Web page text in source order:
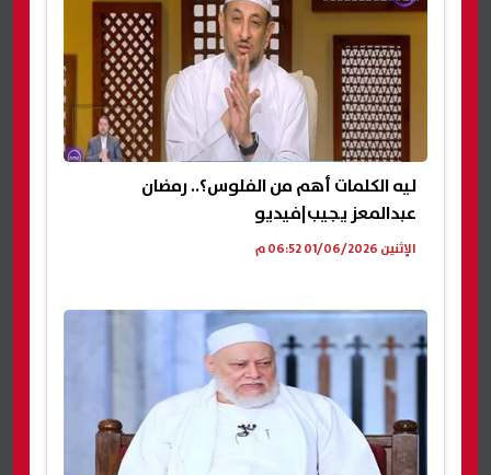
ليه الكلمات أهم من الفلوس؟.. رمضان
عبدالمعز يجيب|فيديو
الإثنين 01/06/2026 06:52 م